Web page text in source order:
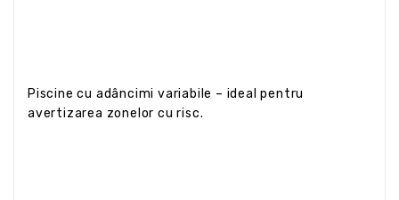
Piscine cu adâncimi variabile – ideal pentru
avertizarea zonelor cu risc.